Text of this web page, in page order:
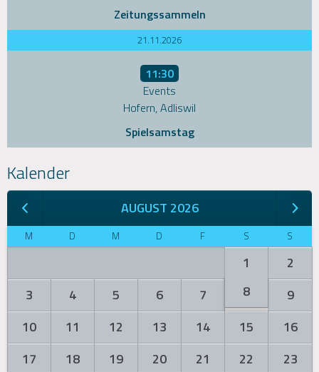
Zeitungssammeln
21.11.2026
11:30
Events
Hofern, Adliswil
Spielsamstag
Kalender
AUGUST 2026
M D M D F S S
1
2
3
4 5 6 7 8
9
10
11 12 13 14 15
16
17
18 19 20 21 22
23